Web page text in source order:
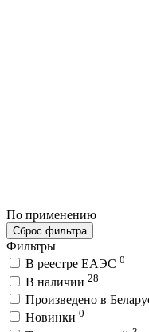
По применению
Сброс фильтра
Фильтры
В реестре ЕАЭС 0
В наличии 28
Произведено в
Новинки 0